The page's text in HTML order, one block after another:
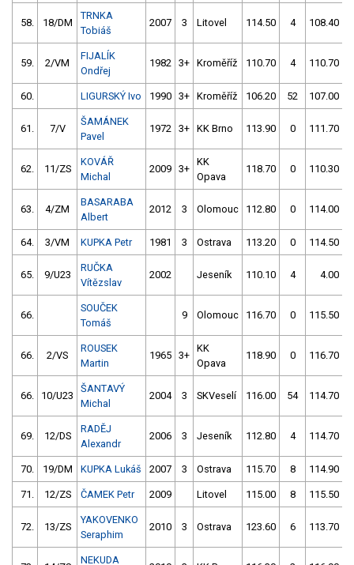
58. 18/DM
TRNKA
Tobiáš
2007 3 Litovel 114.50 4 108.40
59. 2/VM
FIJALÍK
Ondřej
1982 3+ Kroměříž 110.70 4 110.70
60. LIGURSKÝ Ivo 1990 3+ Kroměříž 106.20 52 107.00
61. 7/V
ŠAMÁNEK
Pavel
1972 3+ KK Brno 113.90 0 111.70
62. 11/ZS
KOVÁŘ
Michal
2009 3+
KK
Opava
118.70 0 110.30
63. 4/ZM
BASARABA
Albert
2012 3 Olomouc 112.80 0 114.00
64. 3/VM KUPKA Petr 1981 3 Ostrava 113.20 0 114.50
65. 9/U23
RUČKA
Vítězslav
2002 Jeseník 110.10 4 4.00
66.
SOUČEK
Tomáš
9 Olomouc 116.70 0 115.50
66. 2/VS
ROUSEK
Martin
1965 3+
KK
Opava
118.90 0 116.70
66. 10/U23
ŠANTAVÝ
Michal
2004 3 SKVeselí 116.00 54 114.70
69. 12/DS
RADĚJ
Alexandr
2006 3 Jeseník 112.80 4 114.70
70. 19/DM KUPKA Lukáš 2007 3 Ostrava 115.70 8 114.90
71. 12/ZS ČAMEK Petr 2009 Litovel 115.00 8 115.50
72. 13/ZS
YAKOVENKO
Seraphim
2010 3 Ostrava 123.60 6 113.70
NEKUDA